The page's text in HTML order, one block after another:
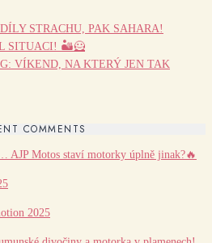
STRACHU, PAK SAHARA!
SITUACI! 🏜️🦸
VÍKEND, NA KTERÝ JEN TAK
COMMENTS
Motos staví motorky úplně jinak?🔥
2025